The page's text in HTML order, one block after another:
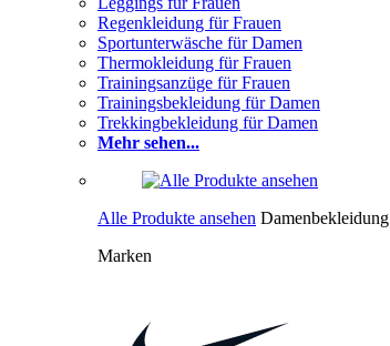
Regenkleidung für Frauen
Sportunterwäsche für Damen
Thermokleidung für Frauen
Trainingsanzüge für Frauen
Trainingsbekleidung für Damen
Trekkingbekleidung für Damen
Mehr sehen...
Alle Produkte ansehen Damenbekleidung
Marken